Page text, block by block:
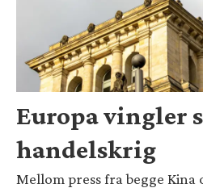
Europa vingler
handelskrig
Mellom press fra begge Kina